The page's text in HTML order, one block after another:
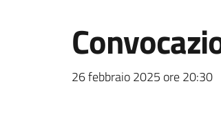
Dettagli
26 febbraio 2025 ore 20:30